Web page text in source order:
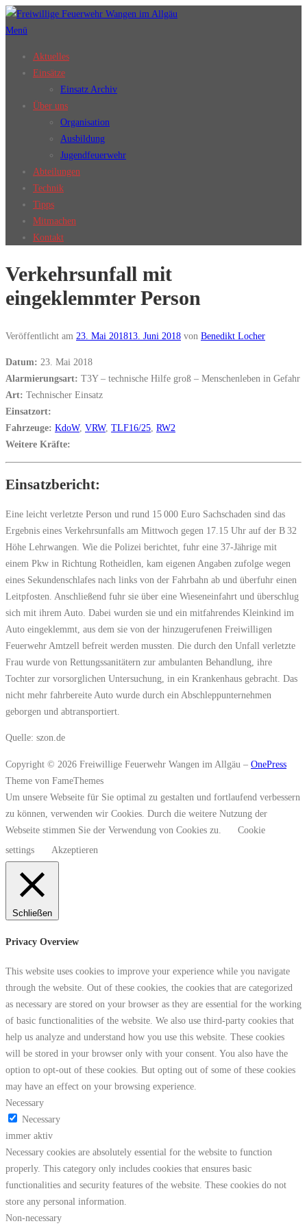
Zum
Inhalt
Menü
Aktuelles
Einsätze
Einsatz Archiv
Über uns
Organisation
Ausbildung
Jugendfeuerwehr
Abteilungen
Technik
Tipps
Mitmachen
Kontakt
Verkehrsunfall mit
eingeklemmter Person
Veröffentlicht am 23. Mai 201813. Juni 2018 von Benedikt Locher
Datum: 23. Mai 2018
Alarmierungsart: T3Y – technische Hilfe groß – Menschenleben in Gefahr
Art: Technischer Einsatz
Einsatzort:
Fahrzeuge: KdoW, VRW, TLF16/25 RW2
Weitere Kräfte:
Einsatzbericht:
Eine leicht verletzte Person und rund 15 000 Euro Sachschaden sind das
Ergebnis eines Verkehrsunfalls am Mittwoch gegen 17.15 Uhr auf der B 32
Höhe Lehrwangen. Wie die Polizei berichtet, fuhr eine 37-Jährige mit
einem Pkw in Richtung Rotheidlen, kam eigenen Angaben zufolge wegen
eines Sekundenschlafes nach links von der Fahrbahn ab und überfuhr einen
Leitpfosten. Anschließend fuhr sie über eine Wieseneinfahrt und überschlug
sich mit ihrem Auto. Dabei wurden sie und ein mitfahrendes Kleinkind im
Auto eingeklemmt, aus dem sie von der hinzugerufenen Freiwilligen
Feuerwehr Amtzell befreit werden mussten. Die durch den Unfall verletzte
Frau wurde von Rettungssanitätern zur ambulanten Behandlung, ihre
Tochter zur vorsorglichen Untersuchung, in ein Krankenhaus gebracht. Das
nicht mehr fahrbereite Auto wurde durch ein Abschleppunternehmen
geborgen und abtransportiert.
Quelle: szon.de
Copyright © 2026 Freiwillige Feuerwehr Wangen im Allgäu – OnePress
Theme von FameThemes
Um unsere Webseite für Sie optimal zu gestalten und fortlaufend verbessern
zu können, verwenden wir Cookies. Durch die weitere Nutzung der
Webseite stimmen Sie der Verwendung von Cookies zu.
Cookie
settings
Akzeptieren
Schließen
Privacy Overview
This website uses cookies to improve your experience while you navigate
through the website. Out of these cookies, the cookies that are categorized
as necessary are stored on your browser as they are essential for the working
of basic functionalities of the website. We also use third-party cookies that
help us analyze and understand how you use this website. These cookies
will be stored in your browser only with your consent. You also have the
option to opt-out of these cookies. But opting out of some of these cookies
may have an effect on your browsing experience.
Necessary
Necessary
immer aktiv
Necessary cookies are absolutely essential for the website to function
properly. This category only includes cookies that ensures basic
functionalities and security features of the website. These cookies do not
store any personal information.
Non-necessary